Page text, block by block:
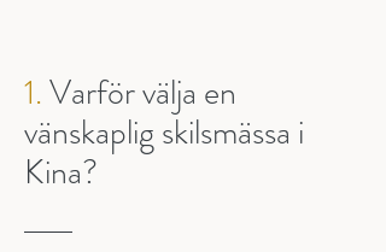
1.Varför välja en
vänskaplig skilsmässa i
Kina?